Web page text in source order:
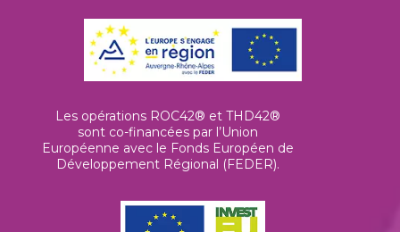
Les opérations ROC42® et THD42®
sont co-financées par l’Union
Européenne avec le Fonds Européen de
Développement Régional (FEDER).